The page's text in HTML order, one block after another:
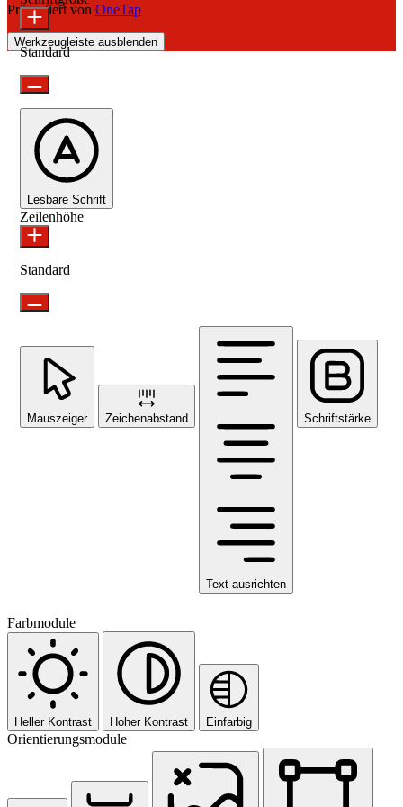
Präsentiert von OneTap
Werkzeugleiste ausblenden
Standard
Lesbare Schrift
Zeilenhöhe
Standard
Mauszeiger Zeichenabstand
Text ausrichten
Schriftstärke
Farbmodule
Heller Kontrast Hoher Kontrast Einfarbig
Orientierungsmodule